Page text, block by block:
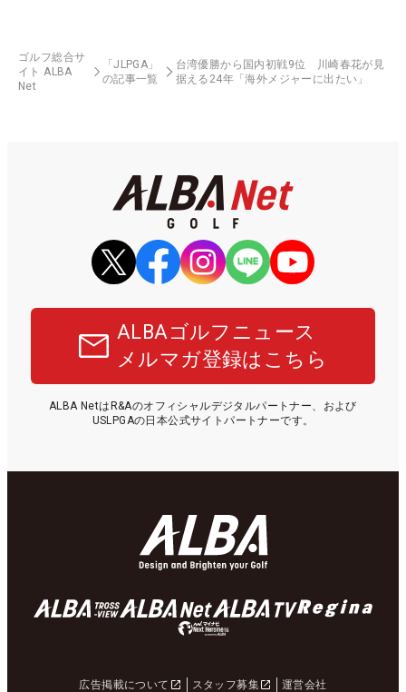
ゴルフ総合サ
イト ALBA
Net
「JLPGA」
の記事一覧
台湾優勝から国内初戦9位 川崎春花が見
据える24年「海外メジャーに出たい」
ALBAゴルフニュース
メルマガ登録はこちら
ALBA NetはR&Aのオフィシャルデジタルパートナー、および
USLPGAの日本公式サイトパートナーです。
広告掲載について スタッフ募集 運営会社